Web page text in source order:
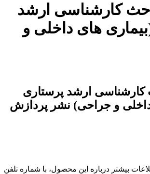
کارشناسی ارشد
های داخلی و
کارشناسی ارشد پرستاری
و جراحی) نشر پردازش
بیشتر درباره این محصول، با شماره تلفن